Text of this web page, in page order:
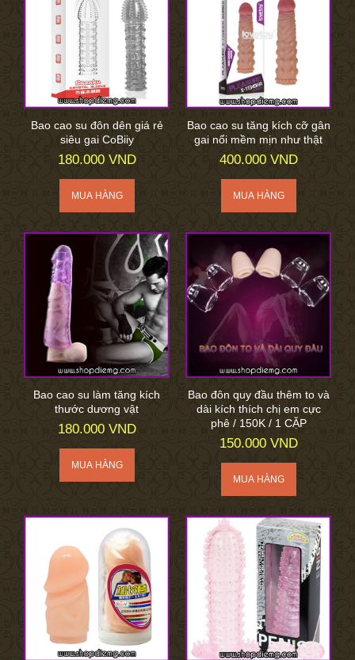
Bao cao su đôn dên giá rẻ
siêu gai CoBiiy
180.000 VND
Bao cao su tăng kích cỡ gân
gai nổi mềm mịn như thật
400.000 VND
Bao cao su làm tăng kích
thước dương vật
180.000 VND
Bao đôn quy đầu thêm to và
dài kích thích chị em cực
phê / 150K / 1 CẶP
150.000 VND